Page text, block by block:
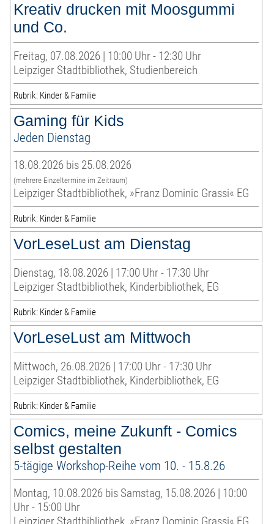
Kreativ drucken mit Moosgummi
und Co.
Freitag, 07.08.2026 | 10:00 Uhr - 12:30 Uhr
Leipziger Stadtbibliothek, Studienbereich
Rubrik: Kinder & Familie
Gaming für Kids
Jeden Dienstag
18.08.2026 bis 25.08.2026
(mehrere Einzeltermine im Zeitraum)
Leipziger Stadtbibliothek, »Franz Dominic Grassi« EG
Rubrik: Kinder & Familie
VorLeseLust am Dienstag
Dienstag, 18.08.2026 | 17:00 Uhr - 17:30 Uhr
Leipziger Stadtbibliothek, Kinderbibliothek, EG
Rubrik: Kinder & Familie
VorLeseLust am Mittwoch
Mittwoch, 26.08.2026 | 17:00 Uhr - 17:30 Uhr
Leipziger Stadtbibliothek, Kinderbibliothek, EG
Rubrik: Kinder & Familie
Comics, meine Zukunft - Comics
selbst gestalten
5-tägige Workshop-Reihe vom 10. - 15.8.26
Montag, 10.08.2026 bis Samstag, 15.08.2026 | 10:00
Uhr - 15:00 Uhr